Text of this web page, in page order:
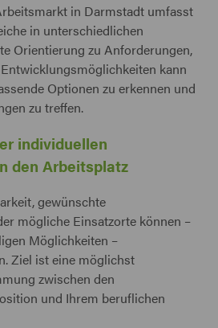
in Darmstadt umfasst
in unterschiedlichen
Orientierung zu Anforderungen,
kann
Optionen zu erkennen und
zu treffen.
individuellen
den Arbeitsplatz
gewünschte
mögliche Einsatzorte können –
Möglichkeiten –
Ziel ist eine möglichst
zwischen den
und Ihrem beruflichen